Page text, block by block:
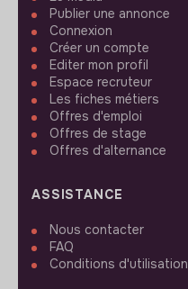
Publier une annonce
Connexion
Créer un compte
Editer mon profil
Espace recruteur
Les fiches métiers
Offres d'emploi
Offres de stage
Offres d'alternance
ASSISTANCE
Nous contacter
FAQ
Conditions d'utilisation